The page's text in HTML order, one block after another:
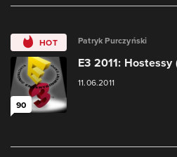
HOT
90
Patryk Purczyński
E3 2011:
11.06.2011